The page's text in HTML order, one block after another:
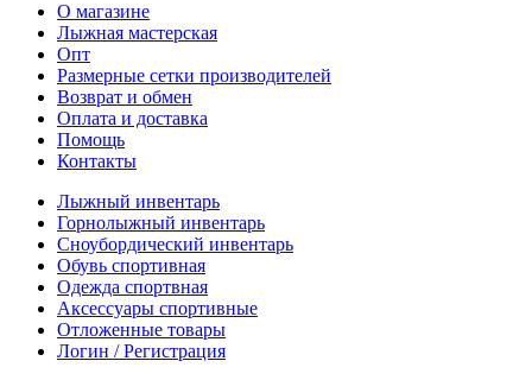
О магазине
Лыжная мастерская
Опт
Размерные сетки производителей
Возврат и обмен
Оплата и доставка
Помощь
Контакты
Лыжный инвентарь
Горнолыжный инвентарь
Сноубордический инвентарь
Обувь спортивная
Одежда спортвная
Аксессуары спортивные
Отложенные товары
Логин / Регистрация